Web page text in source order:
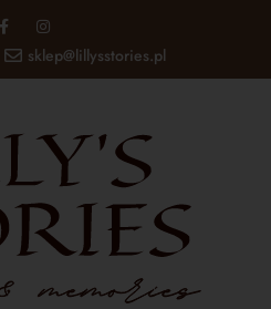
sklep@lillysstories.pl